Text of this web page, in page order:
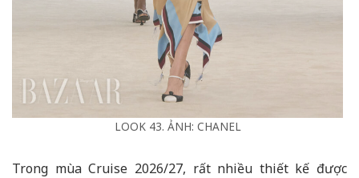
LOOK 43. ẢNH: CHANEL
Trong mùa Cruise 2026/27, rất nhiều thiết kế được